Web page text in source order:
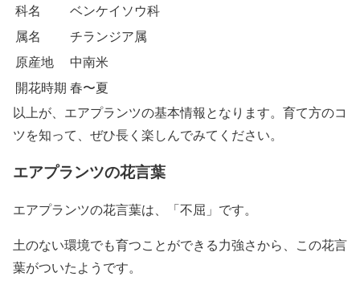
科名
ベンケイソウ科
属名
チランジア属
原産地
中南米
開花時期 春〜夏
以上が、エアプランツの基本情報となります。育て方のコ
ツを知って、ぜひ長く楽しんでみてください。
エアプランツの花言葉
エアプランツの花言葉は、「不屈」です。
土のない環境でも育つことができる力強さから、この花言
葉がついたようです。